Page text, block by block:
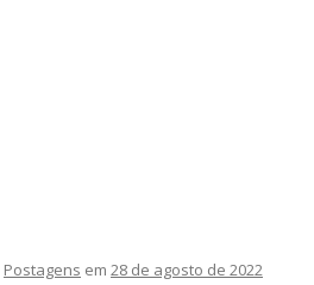
Postagens em 28 de agosto de 2022